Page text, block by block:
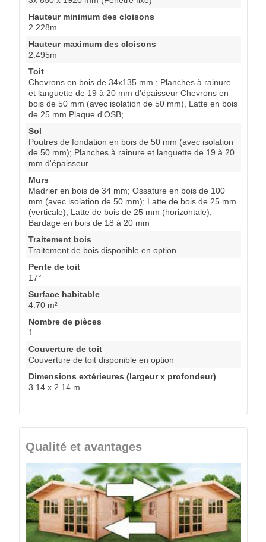
Hauteur minimum des cloisons
2.228m
Hauteur maximum des cloisons
2.495m
Toit
Chevrons en bois de 34x135 mm ; Planches à rainure
et languette de 19 à 20 mm d'épaisseur Chevrons en
bois de 50 mm (avec isolation de 50 mm), Latte en bois
de 25 mm Plaque d'OSB;
Sol
Poutres de fondation en bois de 50 mm (avec isolation
de 50 mm); Planches à rainure et languette de 19 à 20
mm d'épaisseur
Murs
Madrier en bois de 34 mm; Ossature en bois de 100
mm (avec isolation de 50 mm); Latte de bois de 25 mm
(verticale); Latte de bois de 25 mm (horizontale);
Bardage en bois de 18 à 20 mm
Traitement bois
Traitement de bois disponible en option
Pente de toit
17°
Surface habitable
4.70 m²
Nombre de pièces
1
Couverture de toit
Couverture de toit disponible en option
Dimensions extérieures (largeur x profondeur)
3.14 x 2.14 m
Qualité et avantages